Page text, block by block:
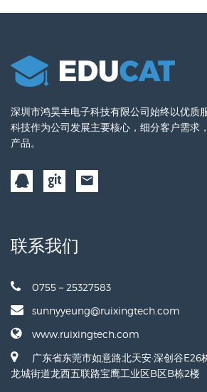
深圳市鸿昊丰电子科技有限公司始终以优质
科技作为公司发展主要核心，细分客户需求
产品。
联系我们
0755－25327583
sunnyyeung@ruixingtech.com
www.ruixingtech.com
广东省东莞市如意路北天安·深创谷
龙城街道龙西五联路宝鹰工业区B区B栋2楼